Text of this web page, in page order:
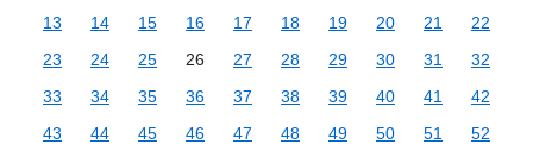
13
14 15 16 17 18 19 20 21
22
23
24 25 26 27 28 29 30 31
32
33
34 35 36 37 38 39 40 41
42
43
44 45 46 47 48 49 50 51
52